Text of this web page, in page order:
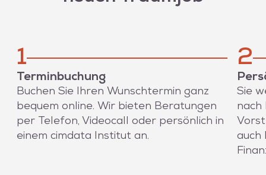
1
Terminbuchung
Buchen Sie Ihren Wunschtermin ganz
bequem online. Wir bieten Beratungen
per Telefon, Videocall oder persönlich in
einem cimdata Institut an.
2
Sie
nach
auch